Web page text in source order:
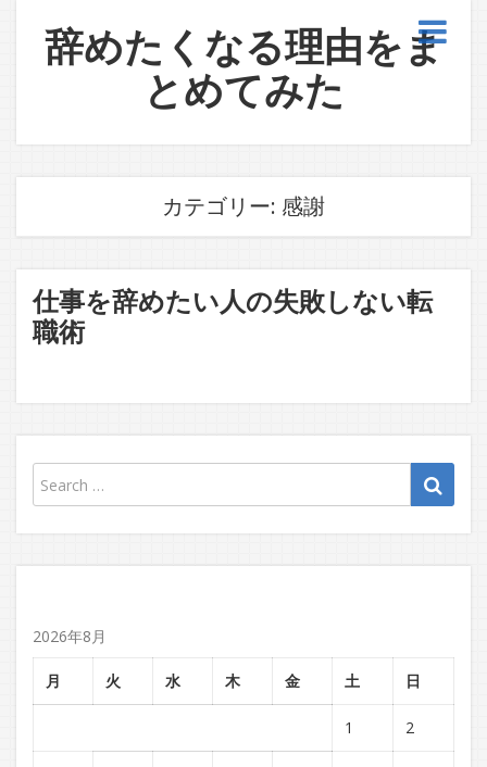
辞めたくなる理由をま
とめてみた
カテゴリー: 感謝
仕事を辞めたい人の失敗しない転
職術
2026年8月
月 火 水 木 金 土 日
1 2